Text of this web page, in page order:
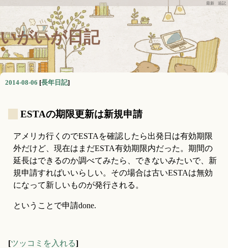
最新 追記
いがいが日記
2014-08-06 [長年日記]
ESTAの期限更新は新規申請
アメリカ行くのでESTAを確認したら出発日は有効期限
外だけど、現在はまだESTA有効期限内だった。期間の
延長はできるのか調べてみたら、できないみたいで、新
規申請すればいいらしい。その場合は古いESTAは無効
になって新しいものが発行される。
ということで申請done.
[ツッコミを入れる]